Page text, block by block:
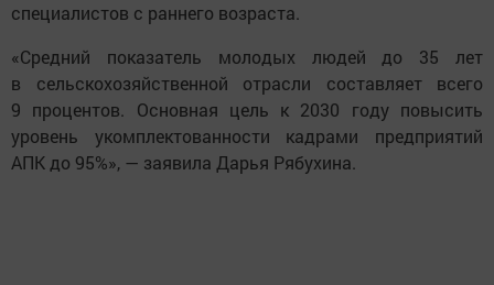
специалистов с раннего возраста.
«Средний показатель молодых людей до 35 лет
в сельскохозяйственной отрасли составляет всего
9 процентов. Основная цель к 2030 году повысить
уровень укомплектованности кадрами предприятий
АПК до 95%», — заявила Дарья Рябухина.